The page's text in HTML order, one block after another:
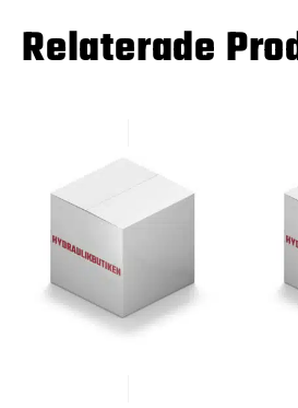
Relaterade